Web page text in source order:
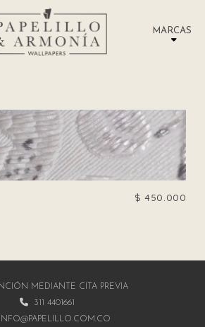
MARCAS
$ 450.000
MEDIANTE CITA PREVIA
311 4401661
INFO@PAPELILLO.COM.CO